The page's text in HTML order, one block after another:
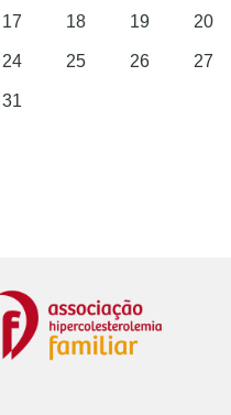
17 18 19 20
24 25 26 27
31